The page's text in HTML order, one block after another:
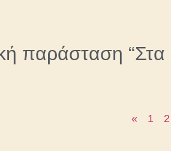
παράσταση “Στα
« 1 2